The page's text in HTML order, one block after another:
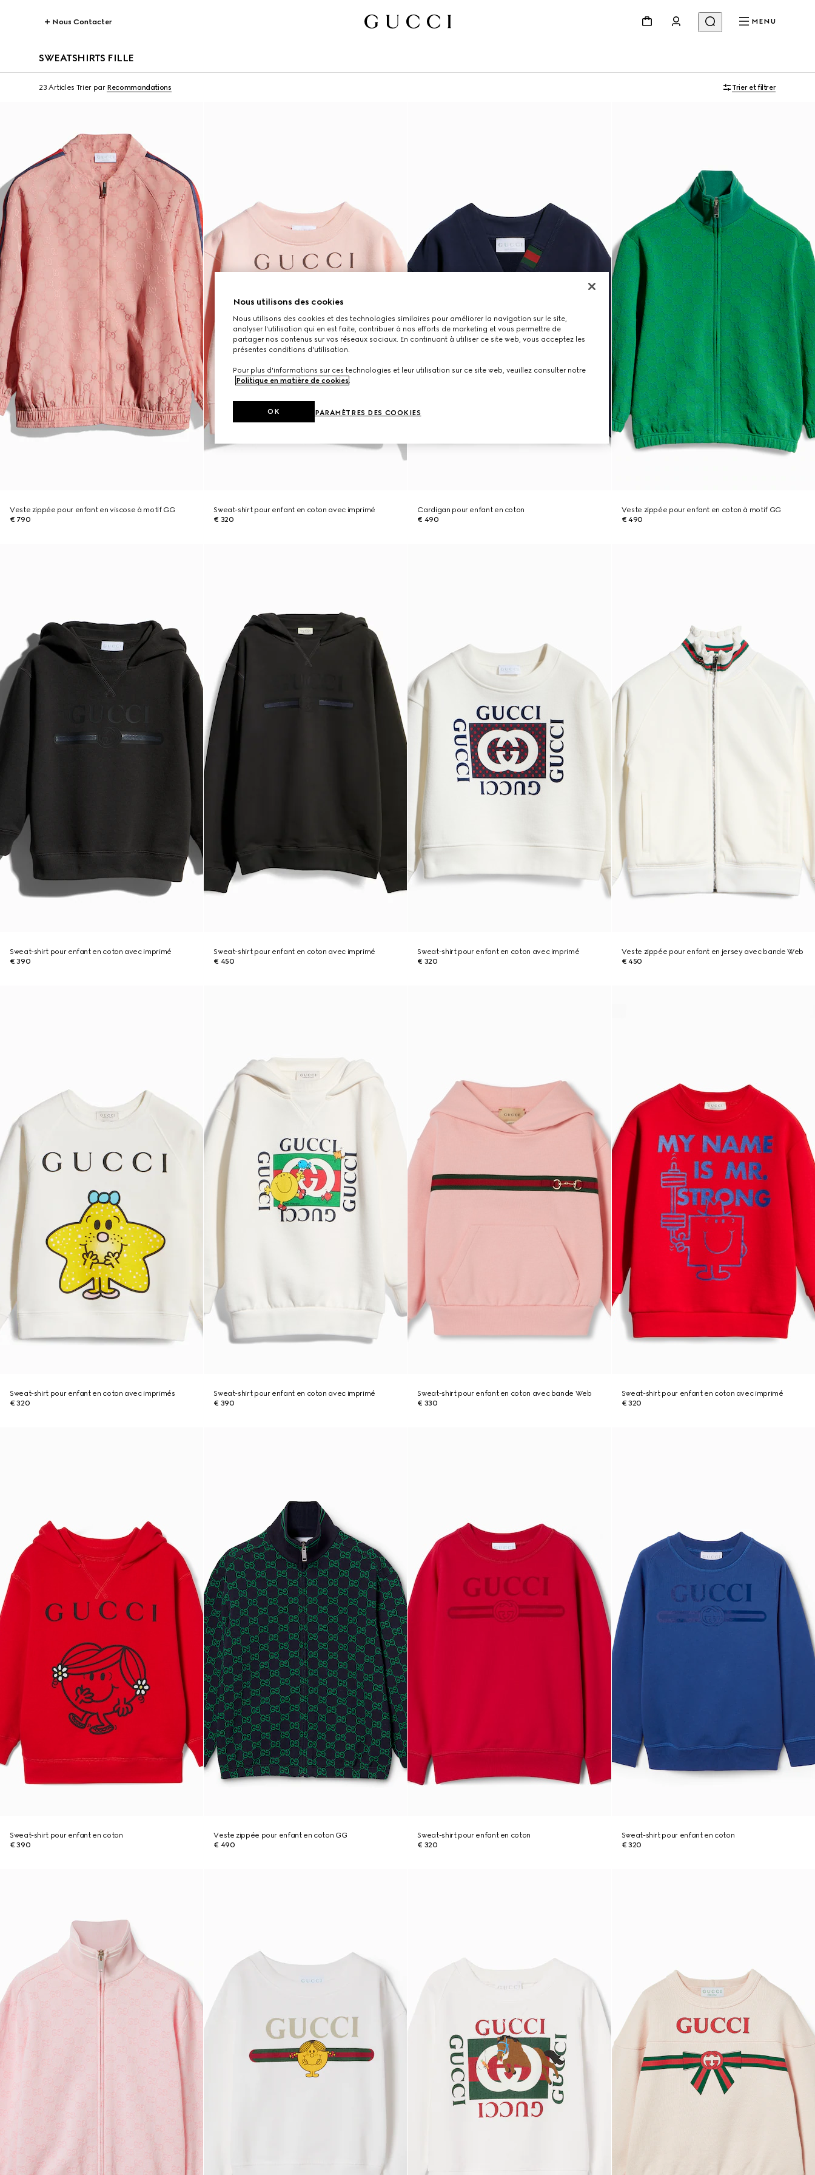
Nous Contacter MENU
SWEATSHIRTS FILLE
23 Articles Trier par Recommandations Trier et filtrer
Veste zippée pour enfant en viscose à motif GG
€ 790
Sweat-shirt pour enfant en coton avec imprimé
€ 320
Cardigan pour enfant en coton
€ 490
Veste zippée pour enfant en coton à motif GG
€ 490
Sweat-shirt pour enfant en coton avec imprimé
€ 390
Sweat-shirt pour enfant en coton avec imprimé
€ 450
Sweat-shirt pour enfant en coton avec imprimé
€ 320
Veste zippée pour enfant en jersey avec bande Web
€ 450
Sweat-shirt pour enfant en coton avec imprimés
€ 320
Sweat-shirt pour enfant en coton avec imprimé
€ 390
Sweat-shirt pour enfant en coton avec bande Web
€ 330
Sweat-shirt pour enfant en coton avec imprimé
€ 320
Sweat-shirt pour enfant en coton
€ 390
Veste zippée pour enfant en coton GG
€ 490
Sweat-shirt pour enfant en coton
€ 320
Sweat-shirt pour enfant en coton
€ 320
Nous utilisons des cookies
Nous utilisons des cookies et des technologies similaires pour améliorer la navigation sur le site,
analyser l'utilisation qui en est faite, contribuer à nos efforts de marketing et vous permettre de
partager nos contenus sur vos réseaux sociaux. En continuant à utiliser ce site web, vous acceptez les
présentes conditions d'utilisation.
Pour plus d'informations sur ces technologies et leur utilisation sur ce site web, veuillez consulter notre
Politique en matière de cookies.
PARAMÈTRES DES COOKIES
OK